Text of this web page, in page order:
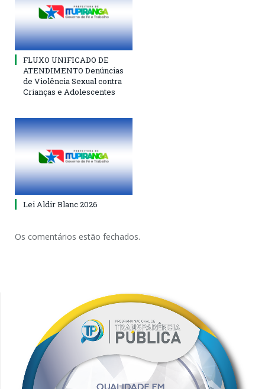
FLUXO UNIFICADO DE
ATENDIMENTO Denúncias
de Violência Sexual contra
Crianças e Adolescentes
Lei Aldir Blanc 2026
Os comentários estão fechados.